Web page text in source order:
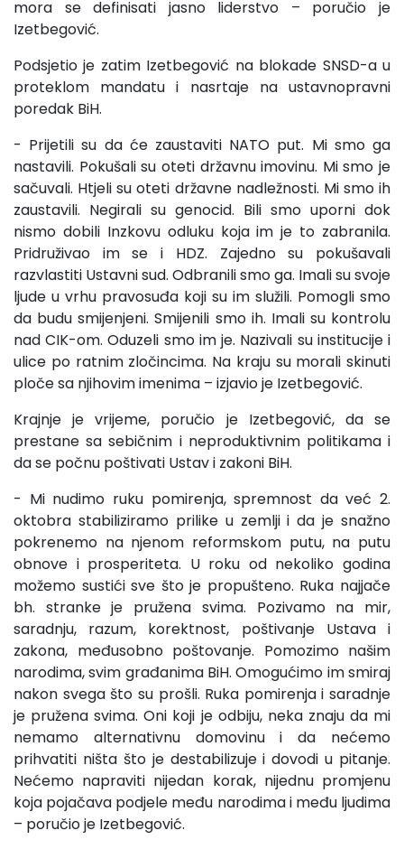
mora se definisati jasno liderstvo – poručio je
Izetbegović.
Podsjetio je zatim Izetbegović na blokade SNSD-a u
proteklom mandatu i nasrtaje na ustavnopravni
poredak BiH.
- Prijetili su da će zaustaviti NATO put. Mi smo ga
nastavili. Pokušali su oteti državnu imovinu. Mi smo je
sačuvali. Htjeli su oteti državne nadležnosti. Mi smo ih
zaustavili. Negirali su genocid. Bili smo uporni dok
nismo dobili Inzkovu odluku koja im je to zabranila.
Pridruživao im se i HDZ. Zajedno su pokušavali
razvlastiti Ustavni sud. Odbranili smo ga. Imali su svoje
ljude u vrhu pravosuđa koji su im služili. Pomogli smo
da budu smijenjeni. Smijenili smo ih. Imali su kontrolu
nad CIK-om. Oduzeli smo im je. Nazivali su institucije i
ulice po ratnim zločincima. Na kraju su morali skinuti
ploče sa njihovim imenima – izjavio je Izetbegović.
Krajnje je vrijeme, poručio je Izetbegović, da se
prestane sa sebičnim i neproduktivnim politikama i
da se počnu poštivati Ustav i zakoni BiH.
- Mi nudimo ruku pomirenja, spremnost da već 2.
oktobra stabiliziramo prilike u zemlji i da je snažno
pokrenemo na njenom reformskom putu, na putu
obnove i prosperiteta. U roku od nekoliko godina
možemo sustići sve što je propušteno. Ruka najjače
bh. stranke je pružena svima. Pozivamo na mir,
saradnju, razum, korektnost, poštivanje Ustava i
zakona, međusobno poštovanje. Pomozimo našim
narodima, svim građanima BiH. Omogućimo im smiraj
nakon svega što su prošli. Ruka pomirenja i saradnje
je pružena svima. Oni koji je odbiju, neka znaju da mi
nemamo alternativnu domovinu i da nećemo
prihvatiti ništa što je destabilizuje i dovodi u pitanje.
Nećemo napraviti nijedan korak, nijednu promjenu
koja pojačava podjele među narodima i među ljudima
– poručio je Izetbegović.